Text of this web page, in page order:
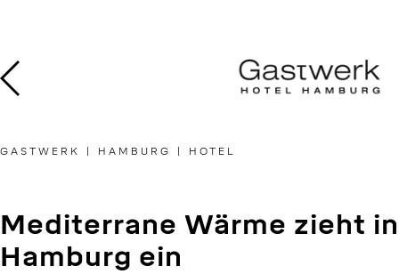
content
GASTWERK | HAMBURG | HOTEL
Mediterrane Wärme zieht in
Hamburg ein